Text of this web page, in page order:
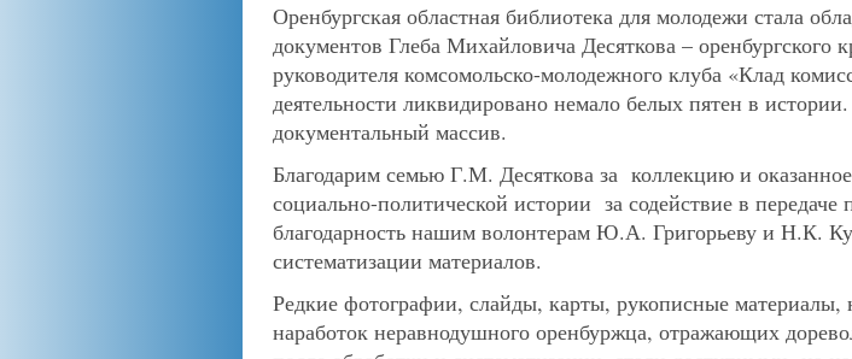
Оренбургская областная библиотека для молодежи стала
документов Глеба Михайловича Десяткова – оренбургского
руководителя комсомольско-молодежного клуба «Клад
деятельности ликвидировано немало белых пятен в
документальный массив.
Благодарим семью Г.М. Десяткова за коллекцию и
социально-политической истории за содействие в
благодарность нашим волонтерам Ю.А. Григорьеву и Н.К.
систематизации материалов.
Редкие фотографии, слайды, карты, рукописные
наработок неравнодушного оренбуржца, отражающих